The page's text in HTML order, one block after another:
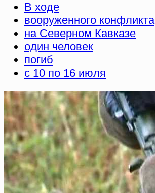
В ходе
вооруженного конфликта
на Северном Кавказе
один человек
погиб
с 10 по 16 июля